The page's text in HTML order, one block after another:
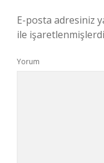
E-posta adresiniz
ile
Yorum